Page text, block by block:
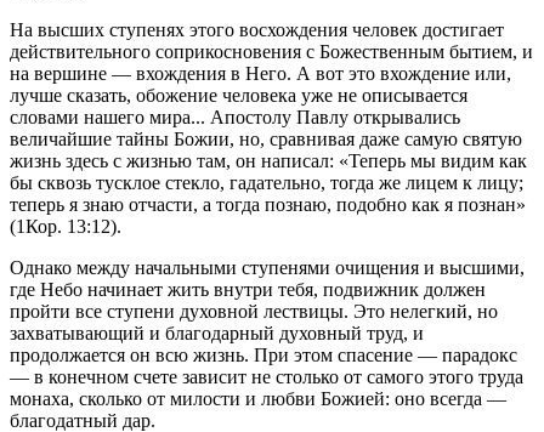
На высших ступенях этого восхождения человек достигает
действительного соприкосновения с Божественным бытием, и
на вершине — вхождения в Него. А вот это вхождение или,
лучше сказать, обожение человека уже не описывается
словами нашего мира... Апостолу Павлу открывались
величайшие тайны Божии, но, сравнивая даже самую святую
жизнь здесь с жизнью там, он написал: «Теперь мы видим как
бы сквозь тусклое стекло, гадательно, тогда же лицем к лицу;
теперь я знаю отчасти, а тогда познаю, подобно как я познан»
(1Кор. 13:12).
Однако между начальными ступенями очищения и высшими,
где Небо начинает жить внутри тебя, подвижник должен
пройти все ступени духовной лествицы. Это нелегкий, но
захватывающий и благодарный духовный труд, и
продолжается он всю жизнь. При этом спасение — парадокс
— в конечном счете зависит не столько от самого этого труда
монаха, сколько от милости и любви Божией: оно всегда —
благодатный дар.